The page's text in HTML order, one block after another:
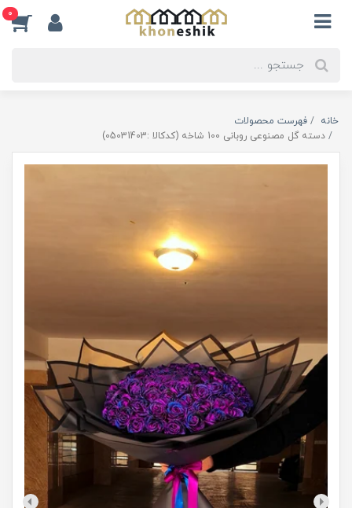
0
خانه
فهرست محصولات
دسته گل مصنوعی روبانی 100 شاخه (کدکالا :05031403)